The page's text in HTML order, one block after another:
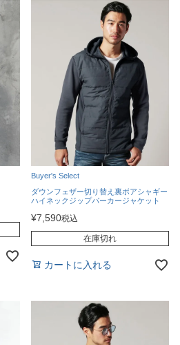
Buyer's Select
ダウンフェザー切り替え裏ボアシャギー
ハイネックジップパーカージャケット
¥7,590税込
在庫切れ
カートに入れる